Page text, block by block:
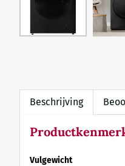
Beschrijving
Vulgewicht